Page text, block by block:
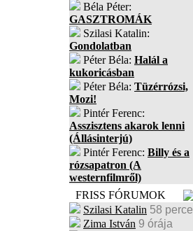
Béla Péter:
GASZTROMÁK
Szilasi Katalin:
Gondolatban
Péter Béla: Halál a
kukoricásban
Péter Béla: Tüzérrózsi,
Mozi!
Pintér Ferenc:
Asszisztens akarok lenni
(Állásinterjú)
Pintér Ferenc: Billy és a
rózsapatron (A
westernfilmről)
FRISS FÓRUMOK
Szilasi Katalin 58 perce
Zima István 9 órája